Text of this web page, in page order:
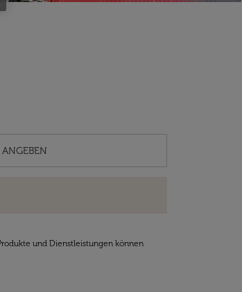
und Dienstleistungen können